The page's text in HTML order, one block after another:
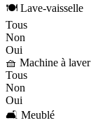
🍽️ Lave-vaisselle
Tous
Non
Oui
🧺 Machine à laver
Tous
Non
Oui
🛋️ Meublé